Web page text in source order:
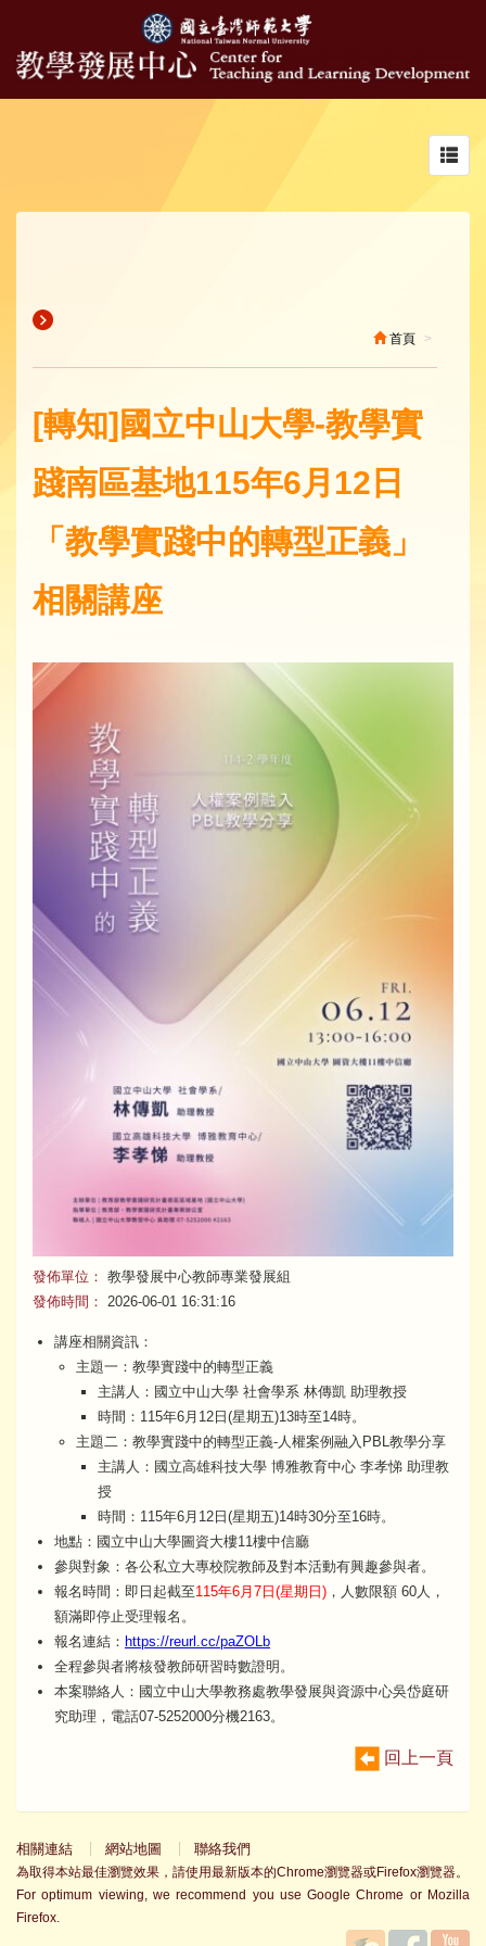
首頁
​[轉知]國立中山大學-​教學實
踐南區基地115年6月12日
「教學實踐中的轉型正義」
相關講座
發佈單位： 教學發展中心教師專業發展組
發佈時間：
2026-06-01 16:31:16
講座相關資訊：
主題一：教學實踐中的轉型正義
主講人：國立中山大學 社會學系 林傳凱 助理教授
時間：115年6月12日(星期五)13時至14時。
主題二：教學實踐中的轉型正義-人權案例融入PBL教學分享
主講人：國立高雄科技大學 博雅教育中心 李孝悌 助理教
授
時間：115年6月12日(星期五)14時30分至16時。
地點：國立中山大學圖資大樓11樓中信廳
參與對象：各公私立大專校院教師及對本活動有興趣參與者。
報名時間：即日起截至115年6月7日(星期日) ，人數限額 60人，
額滿即停止受理報名。
報名連結： https://reurl.cc/paZOLb
全程參與者將核發教師研習時數證明。
本案聯絡人：國立中山大學教務處教學發展與資源中心吳岱庭研
究助理，電話07-5252000分機2163。
回上一頁
相關連結 網站地圖 聯絡我們
為取得本站最佳瀏覽效果，請使用最新版本的Chrome瀏覽器或Firefox瀏覽器。
For optimum viewing, we recommend you use Google Chrome or Mozilla
Firefox.